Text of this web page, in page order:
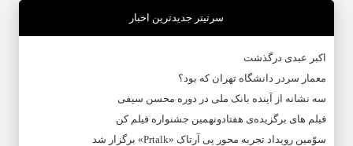
سرتیتر جدیدترین اخبار
اکبر عبدی درگذشت
معمار سردر دانشگاه تهران که بود؟
سه نشانه از آینده بانک ملی در دوره محسن سیفی
فیلم های برگزیده‌ی هفتادونهمین جشنواره فیلم کن
سوّمین رویداد تجربه محور پی آرتاک «Prtalk» برگزار شد